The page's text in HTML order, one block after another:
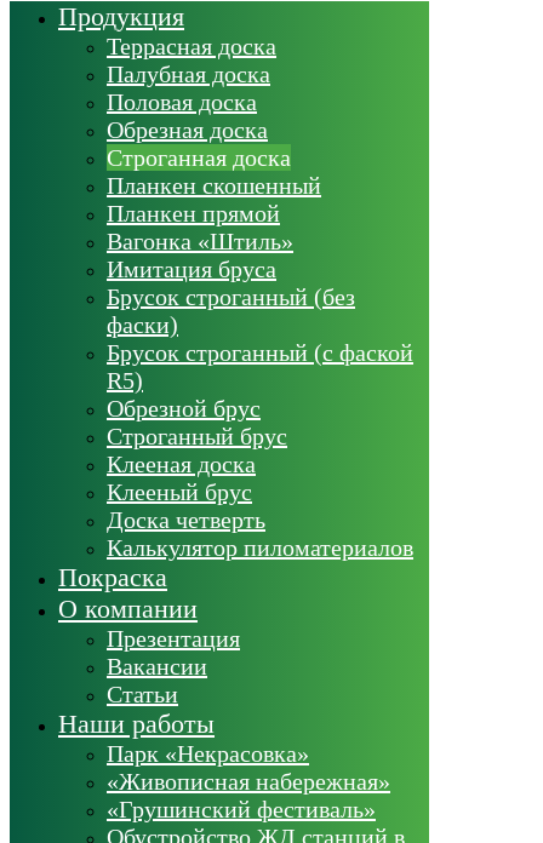
Продукция
Террасная доска
Палубная доска
Половая доска
Обрезная доска
Строганная доска
Планкен скошенный
Планкен прямой
Вагонка «Штиль»
Имитация бруса
Брусок строганный (без
фаски)
Брусок строганный (с фаской
R5)
Обрезной брус
Строганный брус
Клееная доска
Клееный брус
Доска четверть
Калькулятор пиломатериалов
Покраска
О компании
Презентация
Вакансии
Статьи
Наши работы
Парк «Некрасовка»
«Живописная набережная»
«Грушинский фестиваль»
Обустройство ЖД станций в